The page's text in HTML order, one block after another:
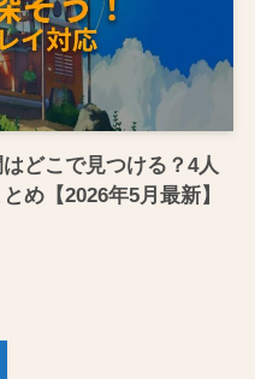
どこで見つける？4人
め【2026年5月最新】